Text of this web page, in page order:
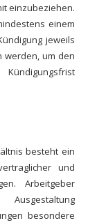
einzubeziehen.
einem
jeweils
werden, um den
besteht ein
und
Arbeitgeber
besondere